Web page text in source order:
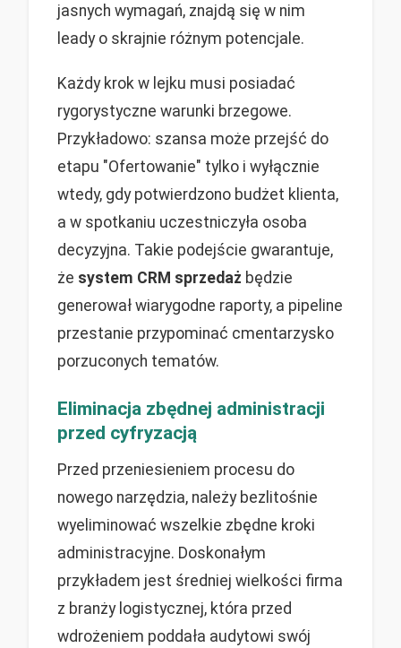
jasnych wymagań, znajdą się w nim
leady o skrajnie różnym potencjale.
Każdy krok w lejku musi posiadać
rygorystyczne warunki brzegowe.
Przykładowo: szansa może przejść do
etapu "Ofertowanie" tylko i wyłącznie
wtedy, gdy potwierdzono budżet klienta,
a w spotkaniu uczestniczyła osoba
decyzyjna. Takie podejście gwarantuje,
że system CRM sprzedaż będzie
generował wiarygodne raporty, a pipeline
przestanie przypominać cmentarzysko
porzuconych tematów.
Eliminacja zbędnej administracji
przed cyfryzacją
Przed przeniesieniem procesu do
nowego narzędzia, należy bezlitośnie
wyeliminować wszelkie zbędne kroki
administracyjne. Doskonałym
przykładem jest średniej wielkości firma
z branży logistycznej, która przed
wdrożeniem poddała audytowi swój